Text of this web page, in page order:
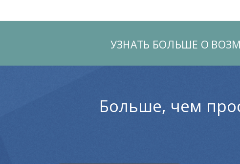
УЗНАТЬ БОЛЬШЕ О
Больше, чем